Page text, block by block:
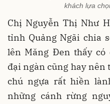
khách lựa
Chị Nguyễn Thị Như
tỉnh Quảng Ngãi chia
lên Măng Đen thấy
đại ngàn cũng hay
chú ngựa rất hiền
những cánh rừng